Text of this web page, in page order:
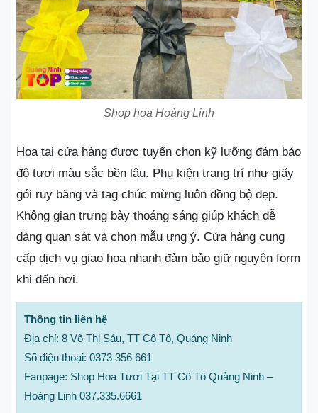
Shop hoa Hoàng Linh
Hoa tại cửa hàng được tuyển chọn kỹ lưỡng đảm bảo
độ tươi màu sắc bền lâu. Phụ kiện trang trí như giấy
gói ruy băng và tag chúc mừng luôn đồng bộ đẹp.
Không gian trưng bày thoáng sáng giúp khách dễ
dàng quan sát và chọn mẫu ưng ý. Cửa hàng cung
cấp dịch vụ giao hoa nhanh đảm bảo giữ nguyên form
khi đến nơi.
Thông tin liên hệ
Địa chỉ: 8 Võ Thị Sáu, TT Cô Tô, Quảng Ninh
Số điện thoại: 0373 356 661
Fanpage: Shop Hoa Tươi Tại TT Cô Tô Quảng Ninh –
Hoàng Linh 037.335.6661